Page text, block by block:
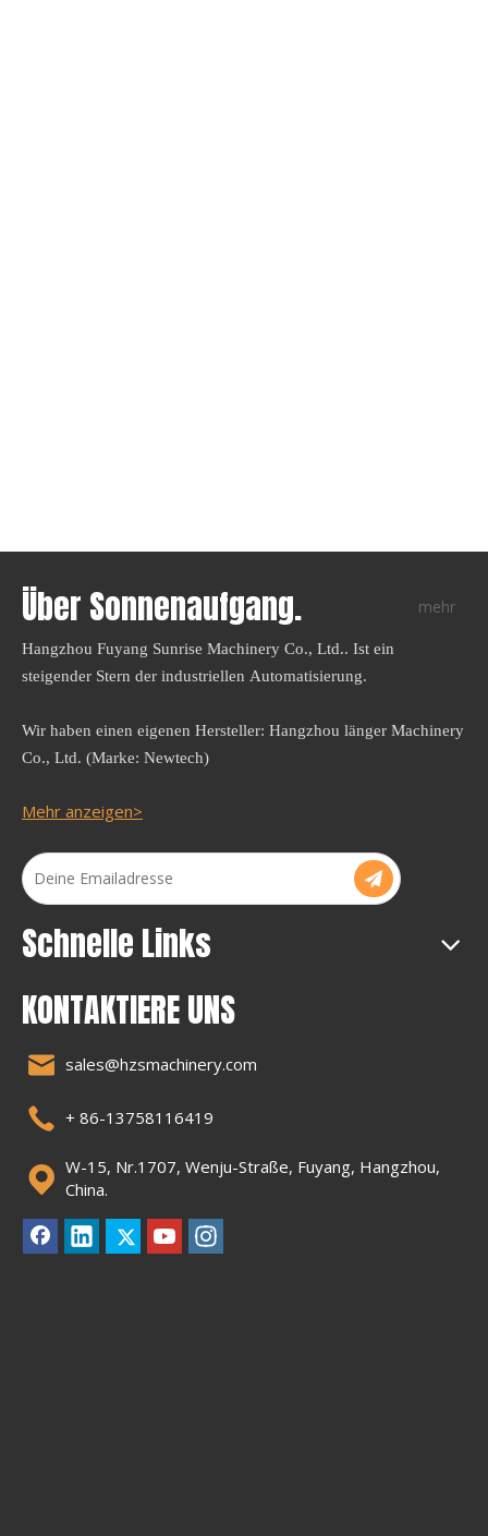
Über Sonnenaufgang. mehr
Hangzhou Fuyang Sunrise Machinery Co., Ltd.. Ist ein
steigender Stern der industriellen Automatisierung.
Wir haben einen eigenen Hersteller: Hangzhou länger Machinery
Co., Ltd. (Marke: Newtech)
Mehr anzeigen>
Schnelle Links
KONTAKTIERE UNS
sales@hzsmachinery.com
+ 86-13758116419
W-15, Nr.1707, Wenju-Straße, Fuyang, Hangzhou,
China.